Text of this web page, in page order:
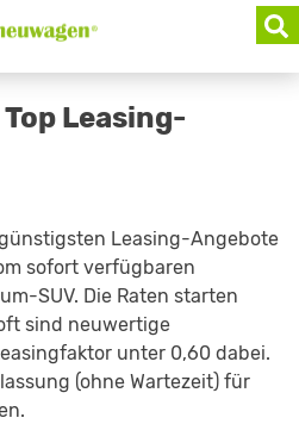
Leasing-
Leasing-Angebote
sofort verfügbaren
SUV. Die Raten starten
sind neuwertige
unter 0,60 dabei.
(ohne Wartezeit) für